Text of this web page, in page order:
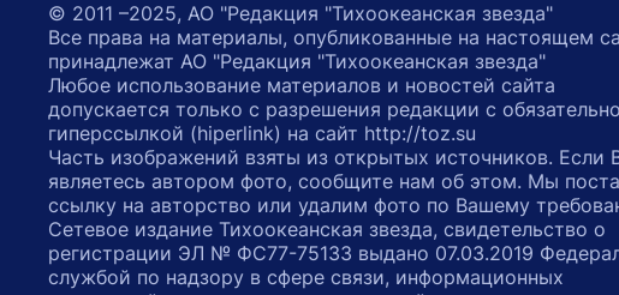
© 2011 –2025, АО "Редакция "Тихоокеанская звезда"
Все права на материалы, опубликованные на настоящем
принадлежат АО "Редакция "Тихоокеанская звезда"
Любое использование материалов и новостей сайта
допускается только с разрешения редакции с
гиперссылкой (hiperlink) на сайт http://toz.su
Часть изображений взяты из открытых источников. Если
являетесь автором фото, сообщите нам об этом. Мы
ссылку на авторство или удалим фото по Вашему
Сетевое издание Тихоокеанская звезда, свидетельство о
регистрации ЭЛ № ФС77-75133 выдано 07.03.2019
службой по надзору в сфере связи, информационных